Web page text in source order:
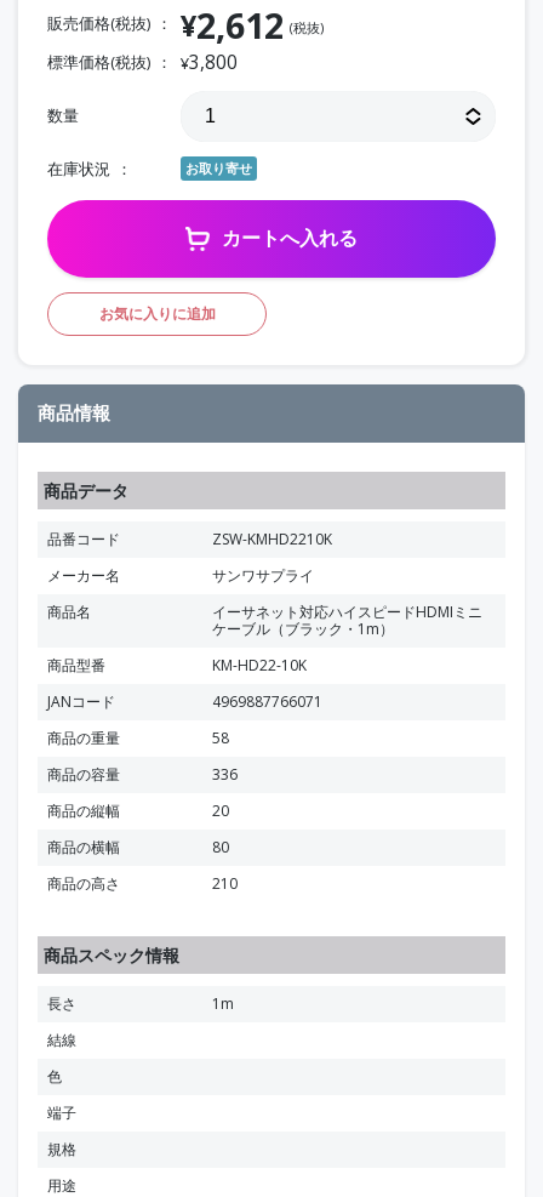
販売価格(税抜) ¥2,612 (税抜)
標準価格(税抜) ¥3,800
数量
在庫状況 お取り寄せ
カートへ入れる
お気に入りに追加
商品情報
商品データ
品番コード
ZSW-KMHD2210K
メーカー名
サンワサプライ
商品名
イーサネット対応ハイスピードHDMIミニ
ケーブル（ブラック・1m）
商品型番
KM-HD22-10K
JANコード
4969887766071
商品の重量
58
商品の容量
336
商品の縦幅
20
商品の横幅
80
商品の高さ
210
商品スペック情報
長さ
1m
結線
色
端子
規格
用途